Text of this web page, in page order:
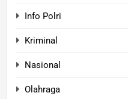
Info Polri
Kriminal
Nasional
Olahraga